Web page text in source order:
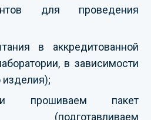
для проведения
в аккредитованной
в зависимости
изделия);
прошиваем пакет
(подготавливаем